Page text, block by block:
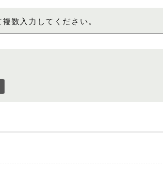
数入力してください。